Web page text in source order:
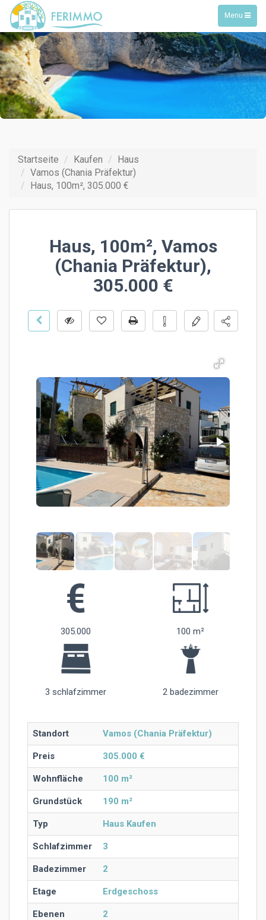
Toggle
navigation
Menu
Startseite Kaufen
Haus
Vamos (Chania Präfektur)
Haus, 100m², 305.000 €
Haus, 100m², Vamos
(Chania Präfektur),
305.000 €
305.000 100 m²
3 schlafzimmer 2 badezimmer
Standort Vamos (Chania Präfektur)
Preis 305.000 €
Wohnfläche 100 m²
Grundstück 190 m²
Typ Haus Kaufen
Schlafzimmer 3
Badezimmer 2
Etage Erdgeschoss
Ebenen 2